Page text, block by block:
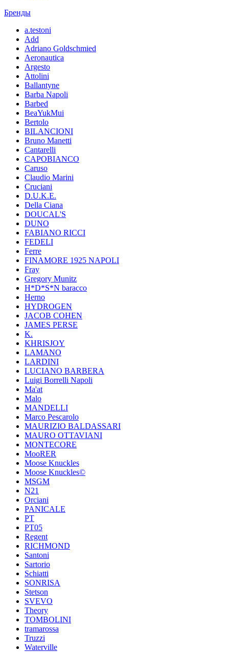
Бренды
a.testoni
Add
Adriano Goldschmied
Aeronautica
Argesto
Attolini
Ballantyne
Barba Napoli
Barbed
BeaYukMui
Bertolo
BILANCIONI
Bruno Manetti
Cantarelli
CAPOBIANCO
Caruso
Claudio Marini
Cruciani
D.U.K.E.
Della Ciana
DOUCAL'S
DUNO
FABIANO RICCI
FEDELI
Ferre
FINAMORE 1925 NAPOLI
Fray
Gregory Munitz
H*D*S*N baracco
Herno
HYDROGEN
JACOB COHEN
JAMES PERSE
K.
KHRISJOY
LAMANO
LARDINI
LUCIANO BARBERA
Luigi Borrelli Napoli
Ma'at
Malo
MANDELLI
Marco Pescarolo
MAURIZIO BALDASSARI
MAURO OTTAVIANI
MONTECORE
MooRER
Moose Knuckles
Moose Knuckles©️
MSGM
N21
Orciani
PANICALE
PT
PT05
Regent
RICHMOND
Santoni
Sartorio
Schiatti
SONRISA
Stetson
SVEVO
Theory
TOMBOLINI
tramarossa
Truzzi
Waterville